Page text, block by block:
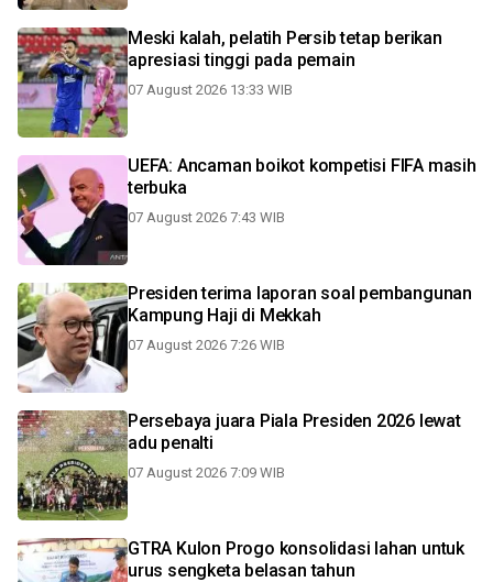
Meski kalah, pelatih Persib tetap berikan
apresiasi tinggi pada pemain
07 August 2026 13:33 WIB
UEFA: Ancaman boikot kompetisi FIFA masih
terbuka
07 August 2026 7:43 WIB
Presiden terima laporan soal pembangunan
Kampung Haji di Mekkah
07 August 2026 7:26 WIB
Persebaya juara Piala Presiden 2026 lewat
adu penalti
07 August 2026 7:09 WIB
GTRA Kulon Progo konsolidasi lahan untuk
urus sengketa belasan tahun